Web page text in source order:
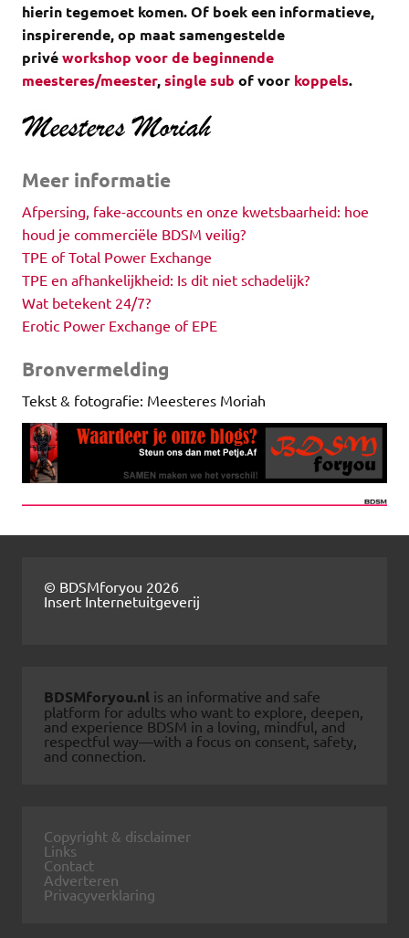
hierin tegemoet komen.Of boek een informatieve,
inspirerende, op maat samengestelde
privéworkshop voor de beginnende
meesteres/meester,single sub of voor koppels.
Meer informatie
Afpersing, fake-accounts en onze kwetsbaarheid: hoe
houd je commerciële BDSM veilig?
TPE of Total Power Exchange
TPE en afhankelijkheid: Is dit niet schadelijk?
Wat betekent 24/7?
Erotic Power Exchange of EPE
Bronvermelding
Tekst & fotografie: Meesteres Moriah
© BDSMforyou 2026
Insert Internetuitgeverij
BDSMforyou.nl is an informative and safe
platform for adults who want to explore, deepen,
and experience BDSM in a loving, mindful, and
respectful way—with a focus on consent, safety,
and connection.
Copyright & disclaimer
Links
Contact
Adverteren
Privacyverklaring